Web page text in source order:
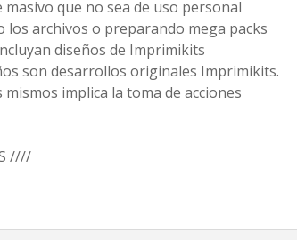
que no sea de uso personal
los archivos o preparando mega packs
diseños de Imprimikits
son desarrollos originales Imprimikits.
mismos implica la toma de acciones
////